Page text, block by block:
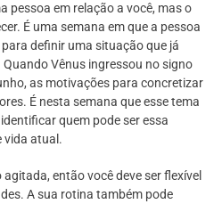
pessoa em relação a você, mas o
É uma semana em que a pessoa
definir uma situação que já
Vênus ingressou no signo
as motivações para concretizar
É nesta semana que esse tema
quem pode ser essa
vida atual.
então você deve ser flexível
A sua rotina também pode